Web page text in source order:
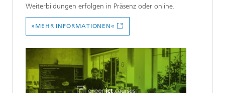
Weiterbildungen erfolgen in Präsenz oder online.
»MEHR INFORMATIONEN«